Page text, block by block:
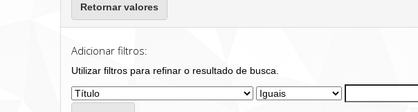
Retornar valores
Adicionar filtros:
Utilizar filtros para refinar o resultado de busca.